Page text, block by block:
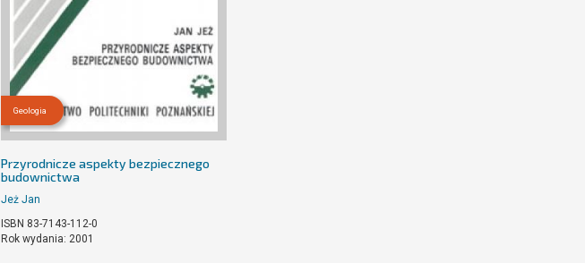
Geologia
Przyrodnicze aspekty bezpiecznego
budownictwa
Jeż Jan
ISBN 83-7143-112-0
Rok wydania: 2001